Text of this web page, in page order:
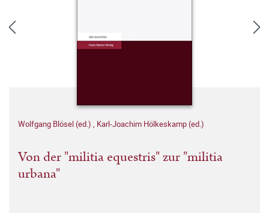
Wolfgang Blösel (ed.) , Karl-Joachim Hölkeskamp (ed.)
Von der "militia equestris" zur "militia
urbana"